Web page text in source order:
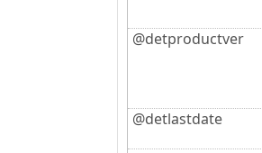
@detproductver
@detlastdate